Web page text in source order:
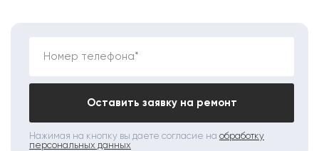
Номер телефона*
Оставить заявку на ремонт
Нажимая на кнопку вы даете согласие на обработку
персональных данных